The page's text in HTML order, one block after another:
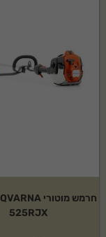
525RJX